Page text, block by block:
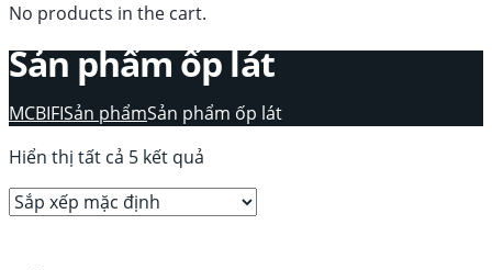
No products in the cart.
Sản phẩm ốp lát
MCBIFISản phẩmSản phẩm ốp lát
Hiển thị tất cả 5 kết quả